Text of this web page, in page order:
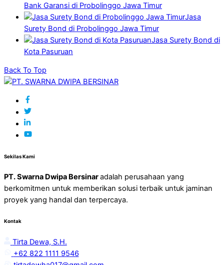
Bank Garansi di Probolinggo Jawa Timur
Jasa
Surety Bond di Probolinggo Jawa Timur
Jasa Surety Bond di
Kota Pasuruan
Back To Top
Sekilas Kami
PT. Swarna Dwipa Bersinaradalah perusahaan yang
berkomitmen untuk memberikan solusi terbaik untuk jaminan
proyek yang handal dan terpercaya.
Kontak
Tirta Dewa, S.H.
+62 822 1111 9546